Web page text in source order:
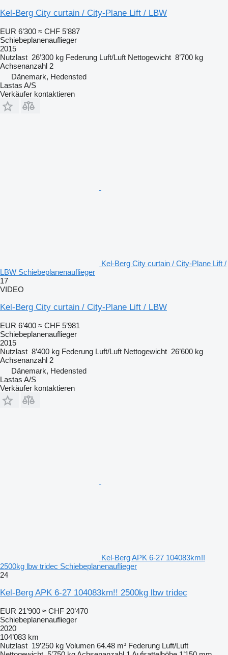
Kel-Berg City curtain / City-Plane Lift / LBW
EUR 6’300 ≈ CHF 5’887
Schiebeplanenauflieger
2015
Nutzlast 26’300 kg Federung Luft/Luft Nettogewicht 8’700 kg
Achsenanzahl 2
Dänemark, Hedensted
Lastas A/S
Verkäufer kontaktieren
Kel-Berg City curtain / City-Plane Lift /
LBW Schiebeplanenauflieger
17
VIDEO
Kel-Berg City curtain / City-Plane Lift / LBW
EUR 6’400 ≈ CHF 5’981
Schiebeplanenauflieger
2015
Nutzlast 8’400 kg Federung Luft/Luft Nettogewicht 26’600 kg
Achsenanzahl 2
Dänemark, Hedensted
Lastas A/S
Verkäufer kontaktieren
Kel-Berg APK 6-27 104083km!!
2500kg lbw tridec Schiebeplanenauflieger
24
Kel-Berg APK 6-27 104083km!! 2500kg lbw tridec
EUR 21’900 ≈ CHF 20’470
Schiebeplanenauflieger
2020
104’083 km
Nutzlast 19’250 kg Volumen 64.48 m³ Federung Luft/Luft